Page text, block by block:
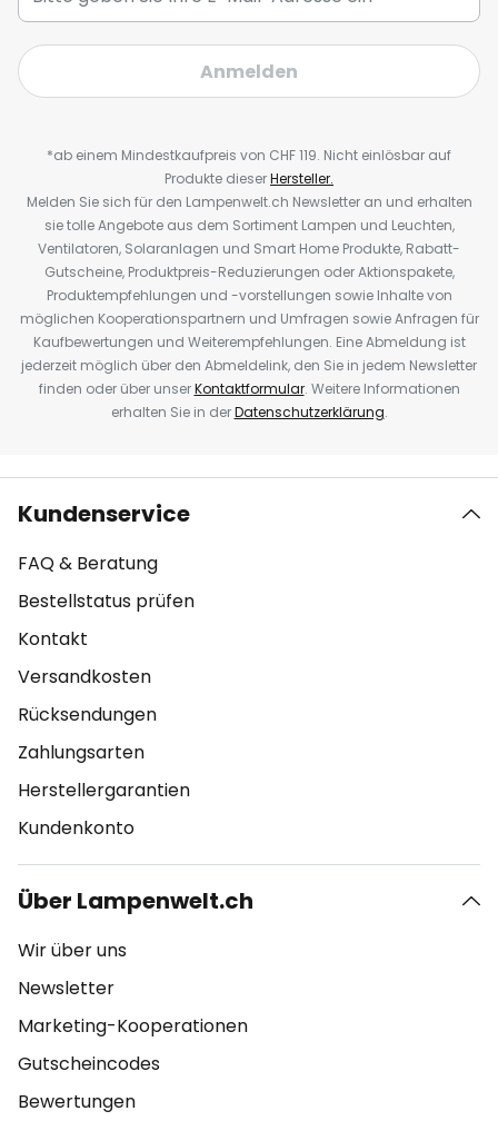
Anmelden
*ab einem Mindestkaufpreis von CHF 119. Nicht einlösbar auf
Produkte dieserHersteller.
Melden Sie sich für den Lampenwelt.ch Newsletter an und erhalten
sie tolle Angebote aus dem Sortiment Lampen und Leuchten,
Ventilatoren, Solaranlagen und Smart Home Produkte, Rabatt-
Gutscheine, Produktpreis-Reduzierungen oder Aktionspakete,
Produktempfehlungen und -vorstellungen sowie Inhalte von
möglichen Kooperationspartnern und Umfragen sowie Anfragen für
Kaufbewertungen und Weiterempfehlungen. Eine Abmeldung ist
jederzeit möglich über den Abmeldelink, den Sie in jedem Newsletter
finden oder über unserKontaktformular. Weitere Informationen
erhalten Sie in derDatenschutzerklärung.
Kundenservice
FAQ & Beratung
Bestellstatus prüfen
Kontakt
Versandkosten
Rücksendungen
Zahlungsarten
Herstellergarantien
Kundenkonto
Über Lampenwelt.ch
Wir über uns
Newsletter
Marketing-Kooperationen
Gutscheincodes
Bewertungen